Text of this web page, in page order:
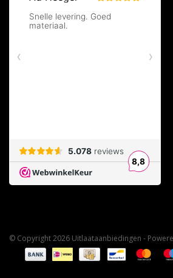
© Copyright 2026 Uitlaataanbiedingen -